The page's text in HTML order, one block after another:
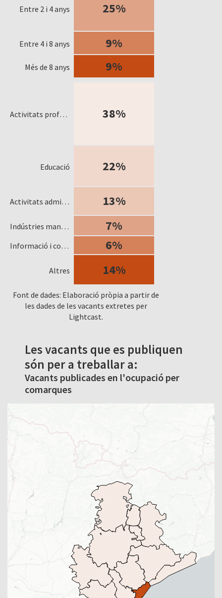
Entre 2 i 4 anys 25%
Entre 4 i 8 anys 9%
Més de 8 anys 9%
Activitats professionals, científiques i tècniques 38%
Educació 22%
Activitats administratives i serveis auxiliars 13%
Indústries manufactureres 7%
Informació i comunicacions 6%
Altres 14%
Font de dades: Elaboració pròpia a partir de
les dades de les vacants extretes per
Lightcast.
Les vacants que es publiquen
són per a treballar a:
Vacants publicades en l'ocupació per
comarques